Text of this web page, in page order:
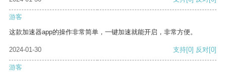
游客
这款加速器app的操作非常简单，一键加速就能开启，非常方便。
2024-01-30 支持[0] 反对[0]
游客